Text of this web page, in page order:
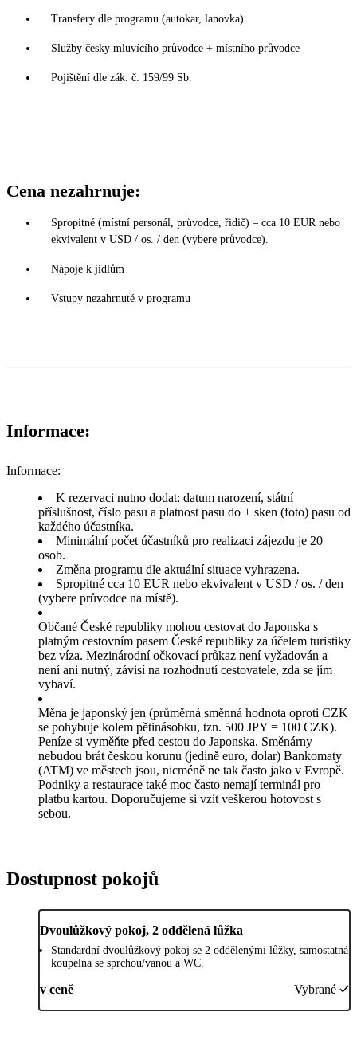
Transfery dle programu (autokar, lanovka)
Služby česky mluvícího průvodce + místního průvodce
Pojištění dle zák. č. 159/99 Sb.
Cena nezahrnuje:
Spropitné (místní personál, průvodce, řidič) – cca 10 EUR nebo
ekvivalent v USD / os. / den (vybere průvodce).
Nápoje k jídlům
Vstupy nezahrnuté v programu
Informace:
Informace:
K rezervaci nutno dodat: datum narození, státní
příslušnost, číslo pasu a platnost pasu do + sken (foto) pasu od
každého účastníka.
Minimální počet účastníků pro realizaci zájezdu je 20
osob.
Změna programu dle aktuální situace vyhrazena.
Spropitné cca 10 EUR nebo ekvivalent v USD / os. / den
(vybere průvodce na místě).
Občané České republiky mohou cestovat do Japonska s
platným cestovním pasem České republiky za účelem turistiky
bez víza. Mezinárodní očkovací průkaz není vyžadován a
není ani nutný, závisí na rozhodnutí cestovatele, zda se jím
vybaví.
Měna je japonský jen (průměrná směnná hodnota oproti CZK
se pohybuje kolem pětinásobku, tzn. 500 JPY = 100 CZK).
Peníze si vyměňte před cestou do Japonska. Směnárny
nebudou brát českou korunu (jedině euro, dolar) Bankomaty
(ATM) ve městech jsou, nicméně ne tak často jako v Evropě.
Podniky a restaurace také moc často nemají terminál pro
platbu kartou. Doporučujeme si vzít veškerou hotovost s
sebou.
Dostupnost pokojů
Dvoulůžkový pokoj, 2 oddělená lůžka
Standardní dvoulůžkový pokoj se 2 oddělenými lůžky, samostatná
koupelna se sprchou/vanou a WC.
v ceně Vybrané